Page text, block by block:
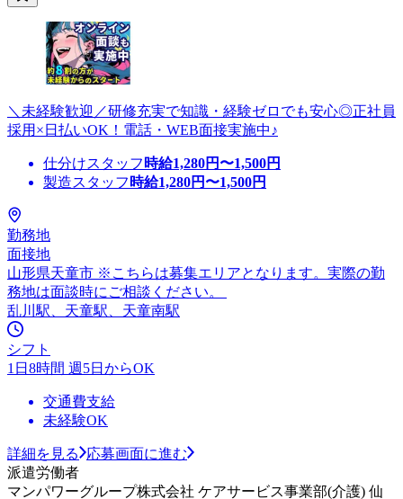
＼未経験歓迎／研修充実で知識・経験ゼロでも安心◎正社員
採用×日払いOK！電話・WEB面接実施中♪
仕分けスタッフ 時給1,280円〜1,500円
製造スタッフ 時給1,280円〜1,500円
勤務地
面接地
山形県天童市 ※こちらは募集エリアとなります。実際の勤
務地は面談時にご相談ください。
乱川駅、天童駅、天童南駅
シフト
1日8時間 週5日からOK
交通費支給
未経験OK
詳細を見る
応募画面に進む
派遣労働者
マンパワーグループ株式会社 ケアサービス事業部(介護) 仙